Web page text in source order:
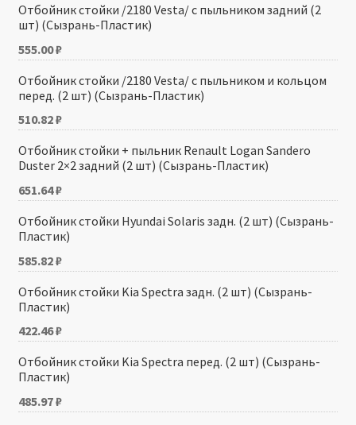
Отбойник стойки /2180 Vesta/ с пыльником задний (2
шт) (Сызрань-Пластик)
555.00₽
Отбойник стойки /2180 Vesta/ с пыльником и кольцом
перед. (2 шт) (Сызрань-Пластик)
510.82₽
Отбойник стойки + пыльник Renault Logan Sandero
Duster 2×2 задний (2 шт) (Сызрань-Пластик)
651.64₽
Отбойник стойки Hyundai Solaris задн. (2 шт) (Сызрань-
Пластик)
585.82₽
Отбойник стойки Kia Spectra задн. (2 шт) (Сызрань-
Пластик)
422.46₽
Отбойник стойки Kia Spectra перед. (2 шт) (Сызрань-
Пластик)
485.97₽